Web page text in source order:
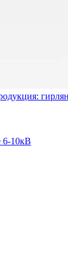
6-10кВ